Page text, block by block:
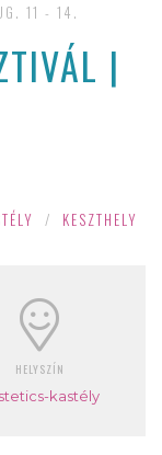
11 - 14.
|
/ KESZTHELY
HELYSZÍN
kastély